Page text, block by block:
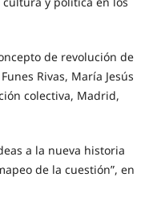
de revolución de
Rivas, María Jesús
colectiva, Madrid,
a la nueva historia
de la cuestión”, en